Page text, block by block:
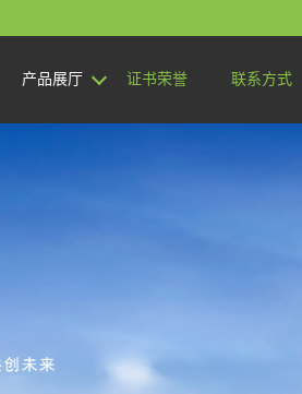
产品展厅 证书荣誉 联系方式